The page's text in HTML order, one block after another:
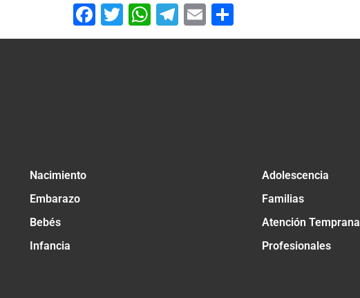
Facebook
Twitter
WhatsApp
Telegram
Email
Nacimiento
Embarazo
Bebés
Infancia
Adolescencia
Familias
Atención Temprana
Profesionales